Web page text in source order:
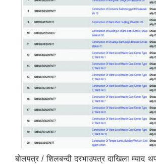
बोलपत्र / शिलबन्दी दरभाउपत्र दाखिला म्याद